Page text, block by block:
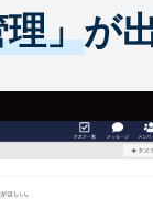
」が